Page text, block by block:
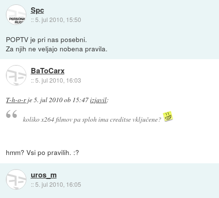
Spc
:: 5. jul 2010, 15:50
POPTV je pri nas posebni.
Za njih ne veljajo nobena pravila.
BaToCarx
::5. jul 2010, 16:03
T-h-o-rje5. jul 2010 ob 15:47izjavil:
koliko x264 filmov pa sploh ima creditse vključene?
hmm? Vsi po pravilih. :?
uros_m
:: 5. jul 2010, 16:05